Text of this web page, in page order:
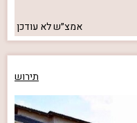
אמצ״שלא עודכן
תירוש